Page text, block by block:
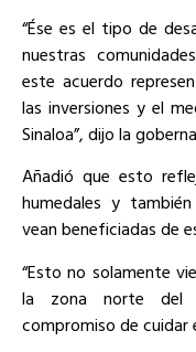
“Ése es el tipo de
nuestras
este acuerdo
las inversiones y el
Sinaloa”, dijo la
Añadió que esto
humedales y
vean beneficiadas de
“Esto no solamente
la zona norte del
compromiso de cuidar